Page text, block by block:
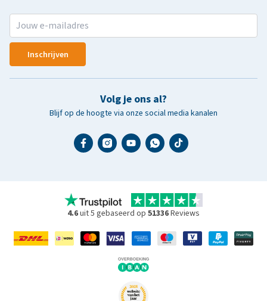
Inschrijven
Volg je ons al?
Blijf op de hoogte via onze social media kanalen
4.6uit 5 gebaseerd op 51336Reviews